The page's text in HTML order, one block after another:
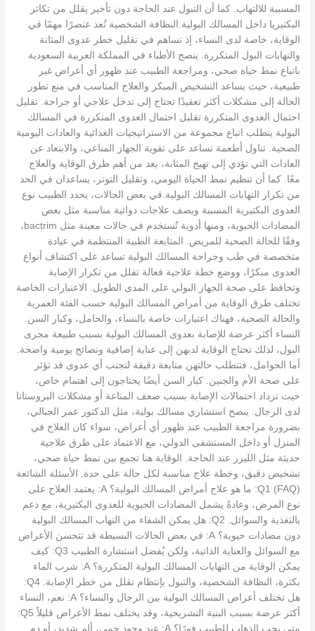
المسببة للالتهاب. كما أن التبول عند الحاجة دون تأخير يقلل من تكاثر
البكتيريا داخل المسالك البولية.النظافة الشخصية تُعد عنصرًا مهمًا في
الوقاية، خاصة لدى النساء، إذ تساهم في تقليل خطر عدوى المثانة
والتهابات البول المتكررة. ينصح الأطباء في المملكة العربية السعودية
باتباع نمط حياة صحي، ومراجعة الطبيب عند ظهور أي أعراض غير
طبيعية، حيث يساعد التشخيص المبكر والعلاج المناسب في منع تطور
الحالة إلى مشكلات أكثر تعقيدًا تحتاج إلى تدخل علاجي أو جراحة. تقليل
احتمال العدوى المتكررة تقليل احتمال العدوى المتكررة في المسالك
البولية يتطلب اتباع مجموعة من الاستراتيجيات الغذائية والعادات اليومية
الصحية. تناول أطعمة تساعد على تقوية الجهاز المناعي، والابتعاد عن
العادات التي تؤدي إلى تهيج المثانة، يعد من أهم طرق الوقاية والعلاج
معًا. كما أن تنظيم نمط الحياة اليومي، وتقليل التوتر، يساعدان في الحد
من تكرار التهابات المسالك البولية.في بعض الحالات، يحدد الطبيب نوع
العدوى البكتيرية المسببة ويصف علاجات دوائية مناسبة مثل بعض
المضادات الحيوية، ومنها أدوية تُستخدم في حالات معينة مثل bactrim،
وفقًا للحالة الصحية للمريض. المتابعة الطبية المنتظمة في عيادة
متخصصة في طب وجراحة المسالك البولية تساعد على اكتشاف أنواع
العدوى مبكرًا، ووضع خطة علاجية فعالة تقلل من تكرار الإصابة
وتحافظ على صحة الجهاز البولي على المدى الطويل. الاعتبارات الخاصة
تختلف طرق الوقاية من أمراض المسالك البولية حسب الفئة العمرية
والحالة الصحية، فهناك اعتبارات خاصة بالنساء، والحامل، وكبار السن.
النساء أكثر عرضة للإصابة بعدوى المسالك البولية بسبب طبيعة مجرى
البول، لذلك تحتاج الوقاية لديهن إلى عناية إضافية ونصائح يومية واضحة.
أما الحوامل، فتتطلب حالتهن متابعة دقيقة لتجنب أي عدوى قد تؤثر
على صحة الأم والجنين. كبار السن أيضًا يحتاجون إلى اهتمام خاص،
حيث تزداد احتمالات الإصابة بسبب ضعف المناعة أو مشكلات البروستاتا
لدى الرجال. ينصح استشاري مسالك بولية، مثل الدكتور عمر الجبالي،
بضرورة مراجعة الطبيب عند ظهور أي أعراض، سواء كان العلاج في
المنزل أو داخل المستشفى الدولي، مع الاعتماد على طرق علاجية
حديثة مثل الليزر عند الحاجة. الوقاية هنا تجمع بين نمط حياة صحي،
تشخيص دقيق، وخطة علاج مناسبة لكل حالة على حدة. الأسئلة الشائعة
(FAQ) Q1: ما هو علاج أمراض المسالك البولية؟ A: يعتمد العلاج على
نوع المرض، وعادةً يشمل المضادات الحيوية للعدوى البكتيرية، مع دعم
بالتغذية والسوائل. Q2: هل يمكن الشفاء من التهاب المسالك البولية
دون مضادات حيوية؟ A: في بعض الحالات البسيطة قد تتحسن الأعراض
مع السوائل والعناية الذاتية، ولكن يُفضل استشارة الطبيب Q3: كيف
يمكن الوقاية من التهابات المسالك البولية المتكررة؟ A: شرب الماء
بكثرة، النظافة الشخصية، والتبول بإنتظام تقلل من خطر الإصابة. Q4:
هل تختلف أعراض المسالك البولية بين الرجال والنساء؟ A: نعم، النساء
أكثر عرضة بسبب البنية التشريحية، وقد يختلف نمط الأعراض قليلاً Q5:
متى يجب الذهاب للطبيب فورًا؟ A: عند وجود حمى، ألم شديد، أو دم